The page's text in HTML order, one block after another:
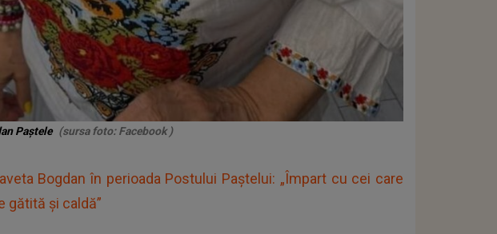
Paștele (sursa foto: Facebook )
Bogdan în perioada Postului Paștelui: „Împart cu cei care
gătită și caldă”